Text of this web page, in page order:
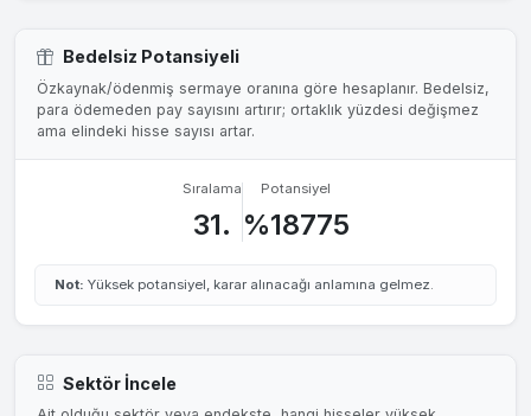
Bedelsiz Potansiyeli
Özkaynak/ödenmiş sermaye oranına göre hesaplanır. Bedelsiz,
para ödemeden pay sayısını artırır; ortaklık yüzdesi değişmez
ama elindeki hisse sayısı artar.
Sıralama
31.
Potansiyel
%18775
Not: Yüksek potansiyel, karar alınacağı anlamına gelmez.
Sektör İncele